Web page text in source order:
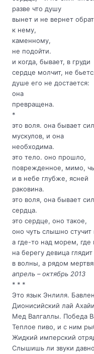
разве что душу
вынет и не вернет
к нему,
каменному,
не подойти.
и когда, бывает, в груди
сердце молчит, не
душе его не достается:
она
превращена.
*
это воля. она бывает
мускулов, и она
необходима.
это тело. оно прошло,
поврежденное, мимо,
и в небе глубже, ясней
раковина.
это воля, она бывает
сердца.
это сердце, оно такое,
оно чуть слышно
а где-то над морем,
на берегу девица
в волны, а рядом
апрель – октябрь 2013
* * *
Это язык Энлиля.
Дионисийский лай
Мед Валгаллы. Победа
Теплое пиво, и с ним
Жидкий имперский
Слышишь ли звуки